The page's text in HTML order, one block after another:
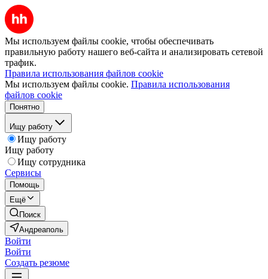
Мы используем файлы cookie, чтобы обеспечивать
правильную работу нашего веб-сайта и анализировать сетевой
трафик.
Правила использования файлов cookie
Мы используем файлы cookie. Правила использования
файлов cookie
Понятно
Ищу работу
Ищу работу
Ищу работу
Ищу сотрудника
Сервисы
Помощь
Ещё
Поиск
Андреаполь
Войти
Войти
Создать резюме